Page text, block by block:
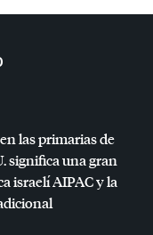
las primarias de
significa una gran
israelíAIPACy la